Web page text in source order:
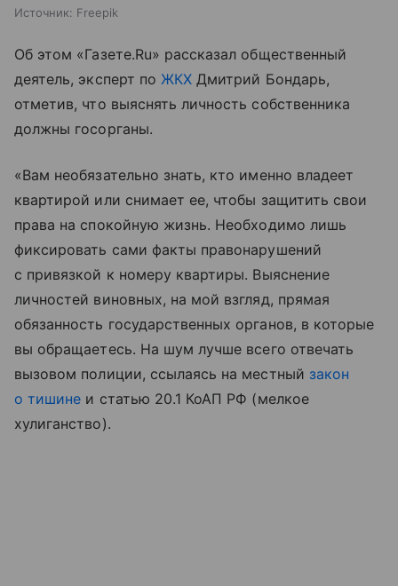
Источник: Freepik
Об этом «Газете.Ru» рассказал общественный
деятель, эксперт по ЖКХ Дмитрий Бондарь,
отметив, что выяснять личность собственника
должны госорганы.
«Вам необязательно знать, кто именно владеет
квартирой или снимает ее, чтобы защитить свои
права на спокойную жизнь. Необходимо лишь
фиксировать сами факты правонарушений
с привязкой к номеру квартиры. Выяснение
личностей виновных, на мой взгляд, прямая
обязанность государственных органов, в которые
вы обращаетесь. На шум лучше всего отвечать
вызовом полиции, ссылаясь на местный закон
о тишине и статью 20.1 КоАП РФ (мелкое
хулиганство).